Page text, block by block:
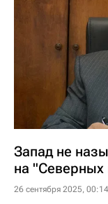
Запад не
на "Северных
26 сентября 2025, 00:14